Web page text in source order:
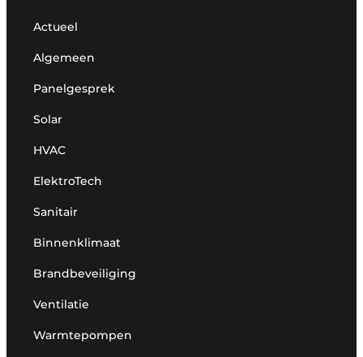
Actueel
Algemeen
Panelgesprek
Solar
HVAC
ElektroTech
Sanitair
Binnenklimaat
Brandbeveiliging
Ventilatie
Warmtepompen